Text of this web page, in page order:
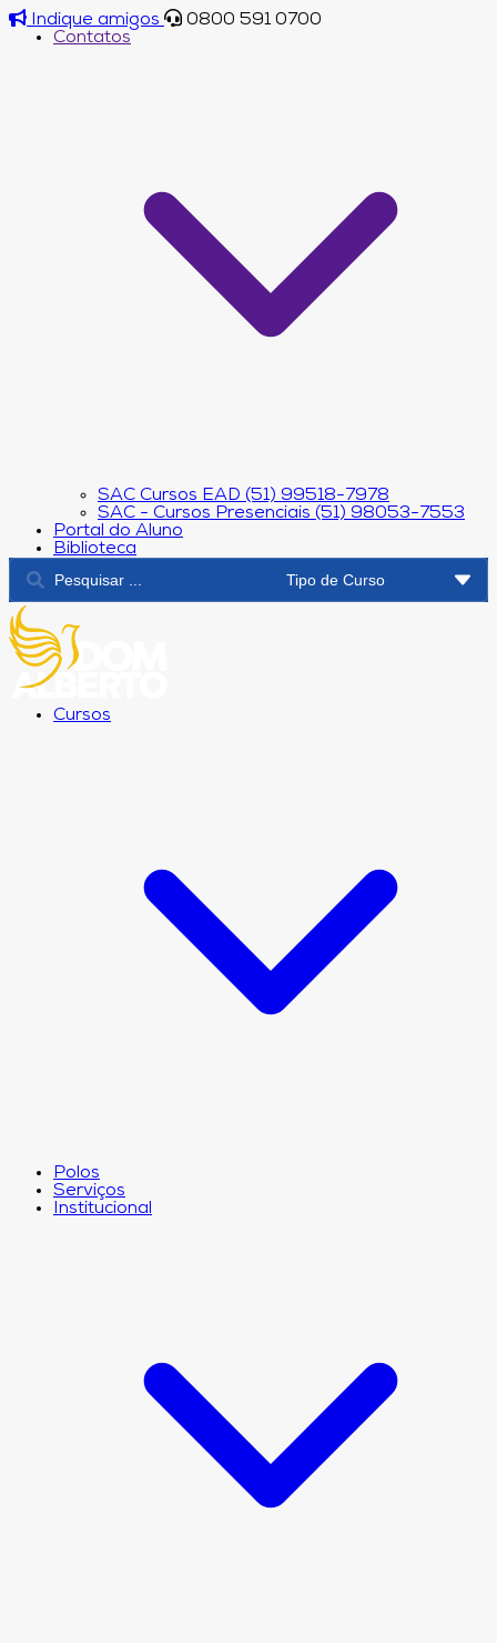
Indique amigos
0800 591 0700
Contatos
SAC Cursos EAD (51) 99518-7978
SAC - Cursos Presenciais (51) 98053-7553
Portal do Aluno
Biblioteca
Cursos
Polos
Serviços
Institucional